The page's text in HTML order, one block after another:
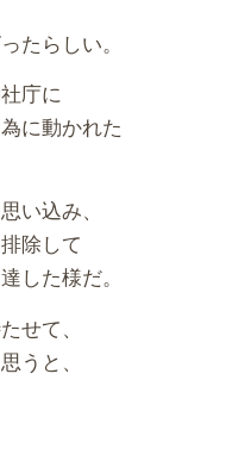
たらしい。
庁に
に動かれた
い込み、
除して
した様だ。
せて、
うと、